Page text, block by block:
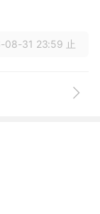
08-31 23:59 止